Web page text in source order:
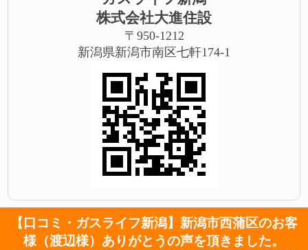
株式会社大進住設
〒950-1212
新潟県新潟市南区七軒174-1
【口コミ・ガスライフ新潟】新潟市西蒲区のお客
様（渡辺様）ありがとうの声を頂きました。